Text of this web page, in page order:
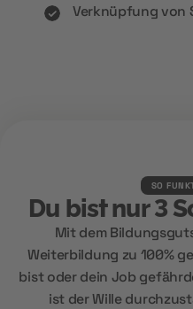
Verknüpfung von
SO
Du bist nur 3
Mit dem
Weiterbildung zu 100%
bist oder dein Job
ist der Wille